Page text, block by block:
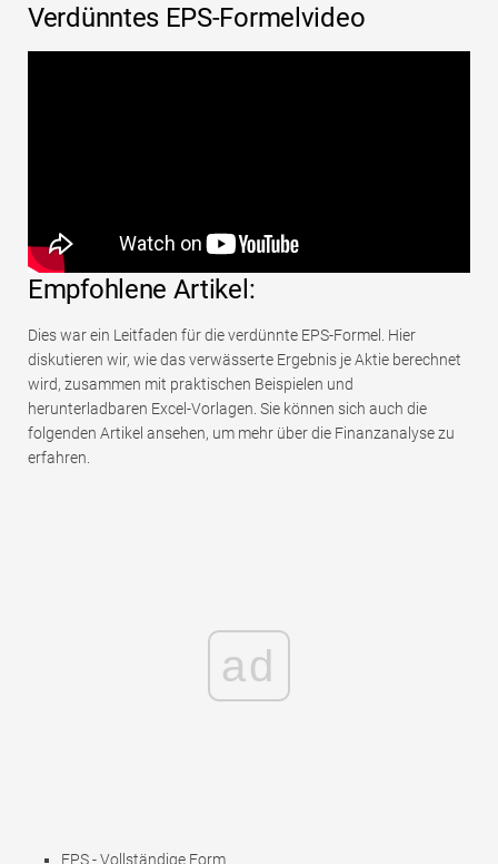
Verdünntes EPS-Formelvideo
Empfohlene Artikel:
Dies war ein Leitfaden für die verdünnte EPS-Formel. Hier
diskutieren wir, wie das verwässerte Ergebnis je Aktie berechnet
wird, zusammen mit praktischen Beispielen und
herunterladbaren Excel-Vorlagen. Sie können sich auch die
folgenden Artikel ansehen, um mehr über die Finanzanalyse zu
erfahren.
ad
EPS - Vollständige Form